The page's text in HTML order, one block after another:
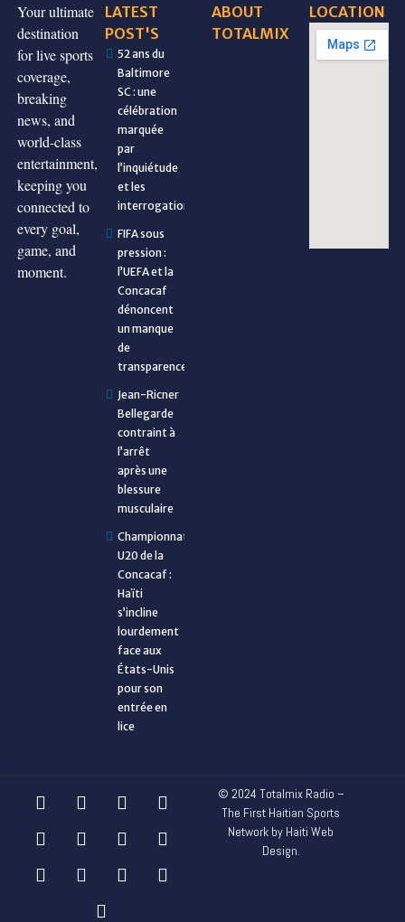
Your ultimate
destination
for live sports
coverage,
breaking
news, and
world-class
entertainment,
keeping you
connected to
every goal,
game, and
moment.
LATEST
POST'S
52 ans du
Baltimore
SC : une
célébration
marquée
par
l’inquiétude
et les
interrogations
FIFA sous
pression :
l’UEFA et la
Concacaf
dénoncent
un manque
de
transparence
Jean-Ricner
Bellegarde
contraint à
l’arrêt
après une
blessure
musculaire
Championnat
U20 de la
Concacaf :
Haïti
s’incline
lourdement
face aux
États-Unis
pour son
entrée en
lice
ABOUT
TOTALMIX
LOCATION
© 2024 Totalmix Radio –
The First Haitian Sports
Network by Haiti Web
Design.